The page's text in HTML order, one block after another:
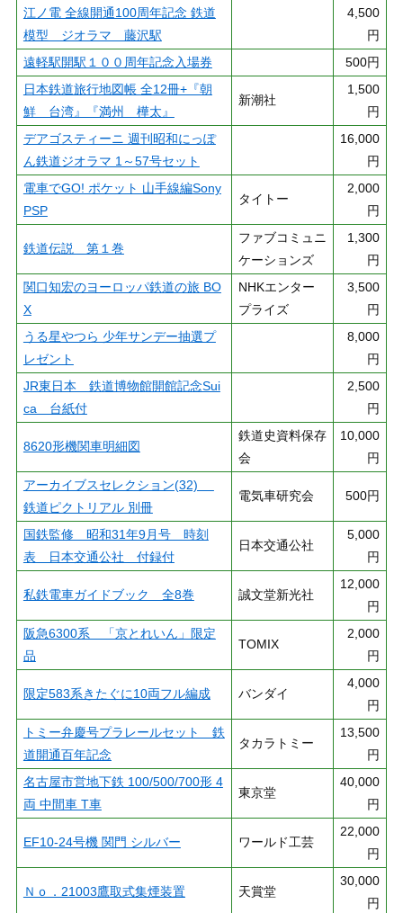
江ノ電 全線開通100周年記念 鉄道
模型 ジオラマ 藤沢駅
4,500
円
遠軽駅開駅１００周年記念入場券
500円
日本鉄道旅行地図帳 全12冊+『朝
鮮 台湾』『満州 樺太』
新潮社
1,500
円
デアゴスティーニ 週刊昭和にっぽ
ん鉄道ジオラマ 1～57号セット
16,000
円
電車でGO! ポケット 山手線編Sony
PSP
タイトー
2,000
円
鉄道伝説 第１巻
ファブコミュニ
ケーションズ
1,300
円
関口知宏のヨーロッパ鉄道の旅 BO
X
NHKエンター
プライズ
3,500
円
うる星やつら 少年サンデー抽選プ
レゼント
8,000
円
JR東日本 鉄道博物館開館記念Sui
ca 台紙付
2,500
円
8620形機関車明細図
鉄道史資料保存
会
10,000
円
アーカイブスセレクション(32)
鉄道ピクトリアル 別冊
電気車研究会 500円
国鉄監修 昭和31年9月号 時刻
表 日本交通公社 付録付
日本交通公社
5,000
円
私鉄電車ガイドブック 全8巻 誠文堂新光社
12,000
円
阪急6300系 「京とれいん」限定
品
TOMIX
2,000
円
限定583系きたぐに10両フル編成 バンダイ
4,000
円
トミー弁慶号プラレールセット 鉄
道開通百年記念
タカラトミー
13,500
円
名古屋市営地下鉄 100/500/700形 4
両 中間車 T車
東京堂
40,000
円
EF10-24号機 関門 シルバー ワールド工芸
22,000
円
Ｎｏ．21003鷹取式集煙装置 天賞堂
30,000
円